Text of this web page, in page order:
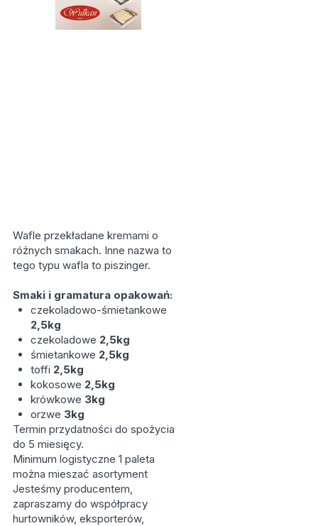
Wafle przekładane kremami o
różnych smakach. Inne nazwa to
tego typu wafla to piszinger.
Smaki i gramatura opakowań:
czekoladowo-śmietankowe
2,5kg
czekoladowe 2,5kg
śmietankowe 2,5kg
toffi 2,5kg
kokosowe 2,5kg
krówkowe 3kg
orzwe 3kg
Termin przydatności do spożycia
do 5 miesięcy.
Minimum logistyczne 1 paleta
można mieszać asortyment
Jesteśmy producentem,
zapraszamy do współpracy
hurtowników, eksporterów,